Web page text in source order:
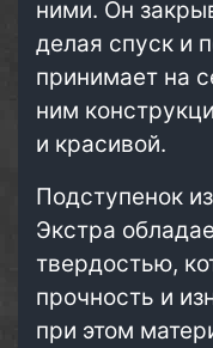
ними. Он
делая спуск и
принимает на
ним
и красивой.
Подступенок
Экстра
твердостью,
прочность и
при этом